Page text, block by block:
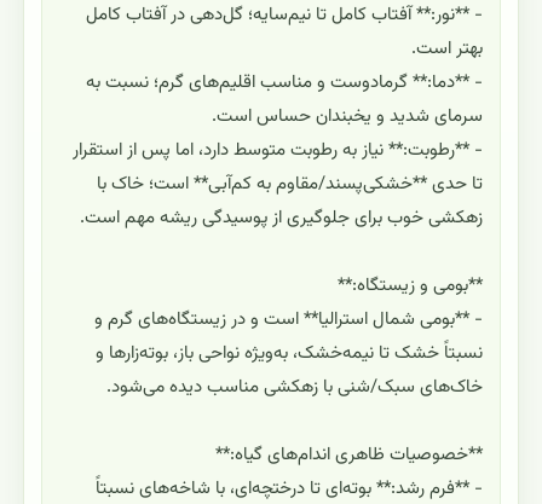
- **نور:** آفتاب کامل تا نیم‌سایه؛ گل‌دهی در آفتاب کامل
بهتر است.
- **دما:** گرمادوست و مناسب اقلیم‌های گرم؛ نسبت به
سرمای شدید و یخبندان حساس است.
- **رطوبت:** نیاز به رطوبت متوسط دارد، اما پس از استقرار
تا حدی **خشکی‌پسند/مقاوم به کم‌آبی** است؛ خاک با
زهکشی خوب برای جلوگیری از پوسیدگی ریشه مهم است.
**بومی و زیستگاه:**
- **بومی شمال استرالیا** است و در زیستگاه‌های گرم و
نسبتاً خشک تا نیمه‌خشک، به‌ویژه نواحی باز، بوته‌زارها و
خاک‌های سبک/شنی با زهکشی مناسب دیده می‌شود.
**خصوصیات ظاهری اندام‌های گیاه:**
- **فرم رشد:** بوته‌ای تا درختچه‌ای، با شاخه‌های نسبتاً